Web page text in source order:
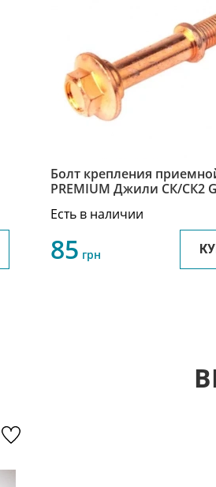
Болт крепления
PREMIUM Джили СК/СК2
Есть в наличии
85 грн